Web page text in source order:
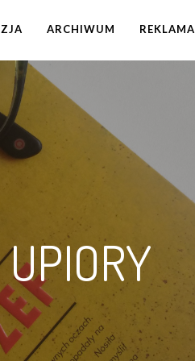
ARCHIWUM REKLAMA